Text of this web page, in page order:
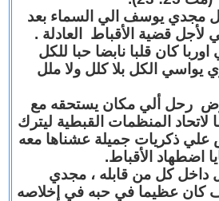
مجدي يوسف الي السماء بعد
قضية الأقباط العادلة .
كان قلبا نابضا حبا للكل
يواسي الكل بلا كلل ولا ملل
رحل ألي مكان يستحقه مع
المنظمات القبطية ليترك
علي ذكريات جميلة عشناها معه
اضطهاد الأقباط.
داخل كل من قابله ، مجدي
عظيما في حبه في إخلاصه